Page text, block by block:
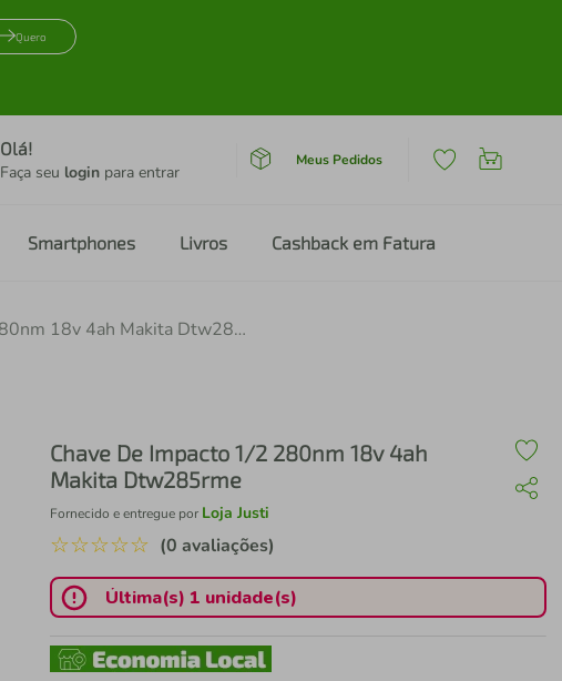
Quero
Olá!
Faça seu login para entrar
Meus Pedidos
Smartphones Livros Cashback em Fatura
Chave De Impacto 1/2 280nm 18v 4ah Makita Dtw285rme
Chave De Impacto 1/2 280nm 18v 4ah
Makita Dtw285rme
Fornecido e entregue por Loja Justi
☆☆☆☆☆ (0 avaliações)
Última(s) 1 unidade(s)